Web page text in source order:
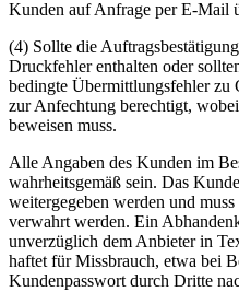
Kunden auf Anfrage per E-Mail
(4) Sollte die
Druckfehler enthalten oder
bedingte Übermittlungsfehler zu
zur Anfechtung berechtigt,
beweisen muss.
Alle Angaben des Kunden im
wahrheitsgemäß sein. Das
weitergegeben werden und
verwahrt werden. Ein
unverzüglich dem Anbieter in
haftet für Missbrauch, etwa bei
Kundenpasswort durch Dritte